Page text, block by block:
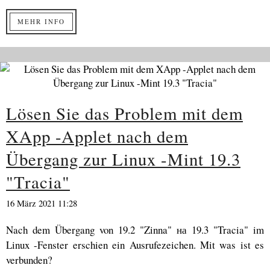
MEHR INFO
Lösen Sie das Problem mit dem
XApp -Applet nach dem
Übergang zur Linux -Mint 19.3
"Tracia"
16 März 2021 11:28
Nach dem Übergang von 19.2 "Zinna" на 19.3 "Tracia" im
Linux -Fenster erschien ein Ausrufezeichen. Mit was ist es
verbunden?